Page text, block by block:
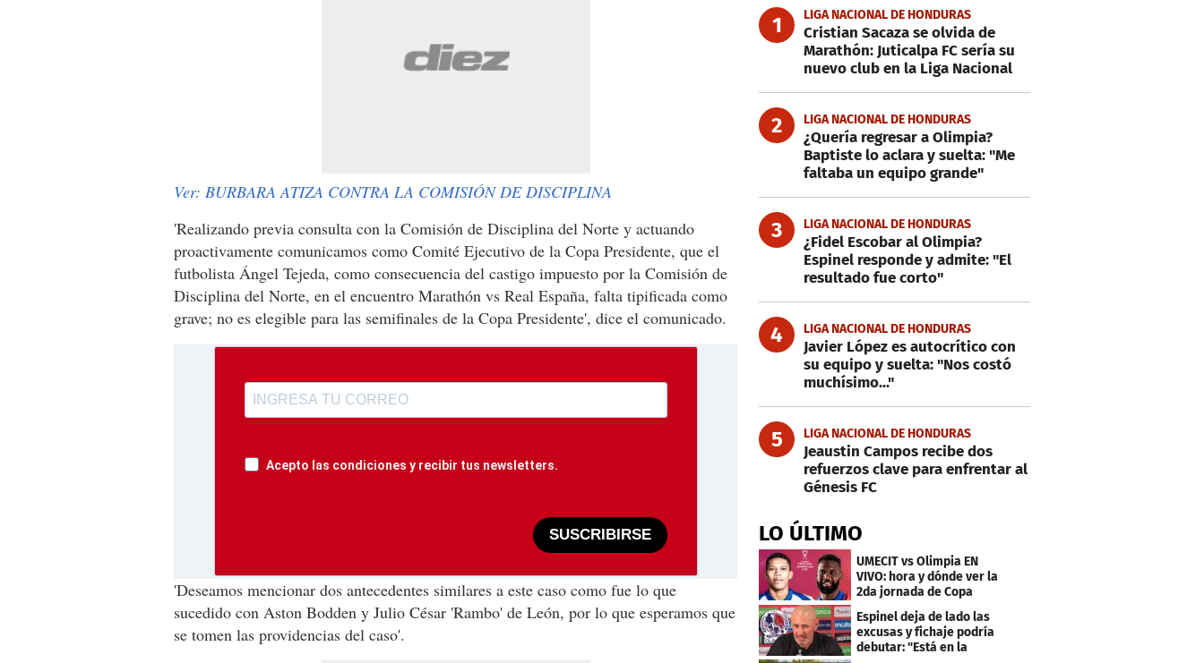
Ver: BURBARA ATIZA CONTRA LA COMISIÓN DE DISCIPLINA
'Realizando previa consulta con la Comisión de Disciplina del Norte y actuando
proactivamente comunicamos como Comité Ejecutivo de la Copa Presidente, que el
futbolista Ángel Tejeda, como consecuencia del castigo impuesto por la Comisión de
Disciplina del Norte, en el encuentro Marathón vs Real España, falta tipificada como
grave; no es elegible para las semifinales de la Copa Presidente', dice el comunicado.
Acepto las condiciones y recibir tus newsletters.
SUSCRIBIRSE
'Deseamos mencionar dos antecedentes similares a este caso como fue lo que
sucedido con Aston Bodden y Julio César 'Rambo' de León, por lo que esperamos que
se tomen las providencias del caso'.
1 LIGA NACIONAL DE HONDURAS
Cristian Sacaza se olvida de
Marathón: Juticalpa FC sería su
nuevo club en la Liga Nacional
2 LIGA NACIONAL DE HONDURAS
¿Quería regresar a Olimpia?
Baptiste lo aclara y suelta: "Me
faltaba un equipo grande"
3 LIGA NACIONAL DE HONDURAS
¿Fidel Escobar al Olimpia?
Espinel responde y admite: "El
resultado fue corto"
4 LIGA NACIONAL DE HONDURAS
Javier López es autocrítico con
su equipo y suelta: "Nos costó
muchísimo..."
5 LIGA NACIONAL DE HONDURAS
Jeaustin Campos recibe dos
refuerzos clave para enfrentar al
Génesis FC
LO ÚLTIMO
UMECIT vs Olimpia EN
VIVO: hora y dónde ver la
2da jornada de Copa
Centroamericana
Espinel deja de lado las
excusas y fichaje podría
debutar: "Está en la